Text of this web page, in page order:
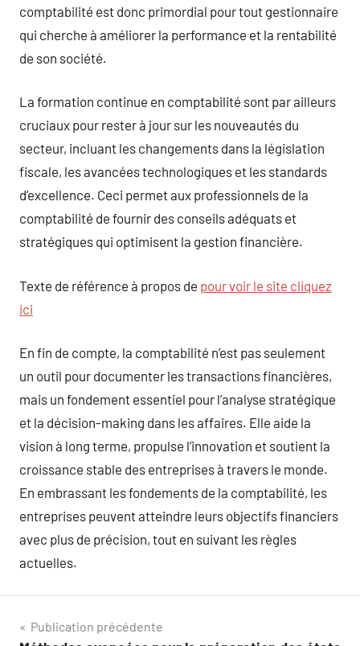
comptabilité est donc primordial pour tout gestionnaire
qui cherche à améliorer la performance et la rentabilité
de son société.
La formation continue en comptabilité sont par ailleurs
cruciaux pour rester à jour sur les nouveautés du
secteur, incluant les changements dans la législation
fiscale, les avancées technologiques et les standards
d’excellence. Ceci permet aux professionnels de la
comptabilité de fournir des conseils adéquats et
stratégiques qui optimisent la gestion financière.
Texte de référence à propos de pour voir le site cliquez
ici
En fin de compte, la comptabilité n’est pas seulement
un outil pour documenter les transactions financières,
mais un fondement essentiel pour l’analyse stratégique
et la décision-making dans les affaires. Elle aide la
vision à long terme, propulse l’innovation et soutient la
croissance stable des entreprises à travers le monde.
En embrassant les fondements de la comptabilité, les
entreprises peuvent atteindre leurs objectifs financiers
avec plus de précision, tout en suivant les règles
actuelles.
Navigation
Publication précédente